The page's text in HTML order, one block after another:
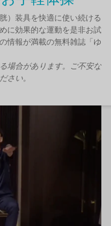
）装具を快適に使い続ける
に効果的な運動を是非お試
情報が満載の無料雑誌「ゆ
場合があります。ご不安な
さい。